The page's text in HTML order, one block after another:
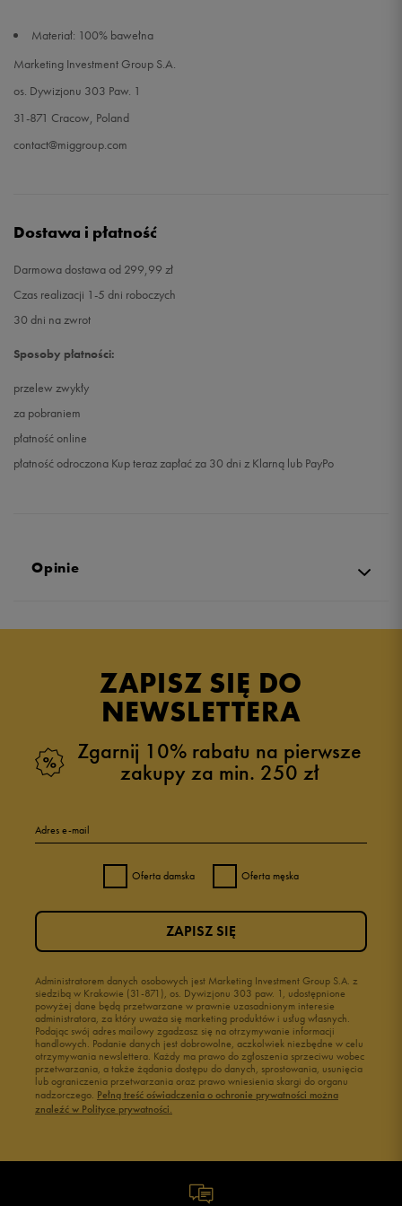
Materiał: 100% bawełna
Marketing Investment Group S.A.
os. Dywizjonu 303 Paw. 1
31-871 Cracow, Poland
contact@miggroup.com
Dostawa i płatność
Darmowa dostawa od 299,99 zł
Czas realizacji 1-5 dni roboczych
30 dni na zwrot
Sposoby płatności:
przelew zwykły
za pobraniem
płatność online
płatność odroczona Kup teraz zapłać za 30 dni z Klarną lub PayPo
Opinie
ZAPISZ SIĘ DO
NEWSLETTERA
Zgarnij 10% rabatu na pierwsze
zakupy za min. 250 zł
Adres e-mail
Oferta damska Oferta męska
Administratorem danych osobowych jest Marketing Investment Group S.A. z
siedzibą w Krakowie (31-871), os. Dywizjonu 303 paw. 1, udostępnione
powyżej dane będą przetwarzane w prawnie uzasadnionym interesie
administratora, za który uważa się marketing produktów i usług własnych.
Podając swój adres mailowy zgadzasz się na otrzymywanie informacji
handlowych. Podanie danych jest dobrowolne, aczkolwiek niezbędne w celu
otrzymywania newslettera. Każdy ma prawo do zgłoszenia sprzeciwu wobec
przetwarzania, a także żądania dostępu do danych, sprostowania, usunięcia
lub ograniczenia przetwarzania oraz prawo wniesienia skargi do organu
nadzorczego. Pełną treść oświadczenia o ochronie prywatności można
znaleźć w Polityce prywatności.
ZAPISZ SIĘ